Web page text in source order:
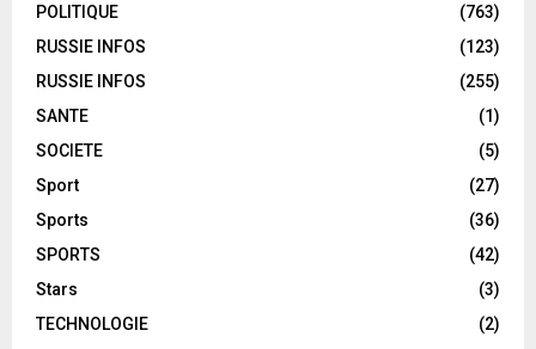
POLITIQUE
(763)
RUSSIE INFOS
(123)
RUSSIE INFOS
(255)
SANTE
(1)
SOCIETE
(5)
Sport
(27)
Sports
(36)
SPORTS
(42)
Stars
(3)
TECHNOLOGIE
(2)